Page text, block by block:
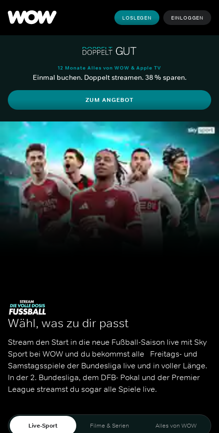
LOSLEGEN EINLOGGEN
12 Monate Alles von WOW & Apple TV
Einmal buchen. Doppelt streamen. 38 % sparen.
ZUM ANGEBOT
Wähl, was zu dir passt
Stream den Start in die neue Fußball-Saison live mit Sky
Sport bei WOW und du bekommst alle   Freitags- und
Samstagsspiele der Bundesliga live und in voller Länge.
In der 2. Bundesliga, dem DFB- Pokal und der Premier
League streamst du sogar alle Spiele live.
Live-Sport Filme & Serien Alles von WOW